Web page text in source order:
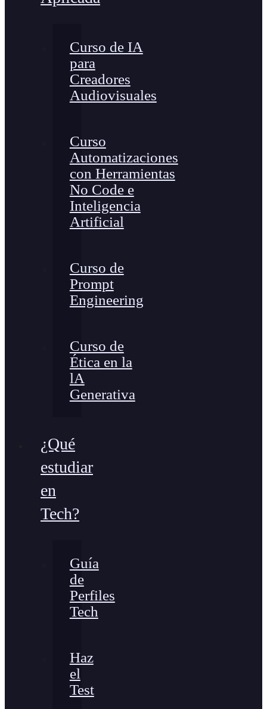
Curso de IA
para
Creadores
Audiovisuales
Curso
Automatizaciones
con Herramientas
No Code e
Inteligencia
Artificial
Curso de
Prompt
Engineering
Curso de
Ética en la
lA
Generativa
¿Qué
estudiar
en
Tech?
Guía
de
Perfiles
Tech
Haz
el
Test